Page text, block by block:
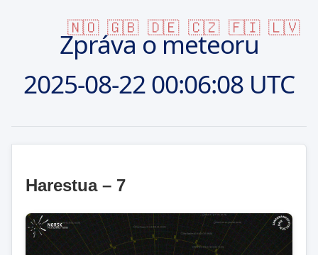
🇳🇴 🇬🇧 🇩🇪 🇨🇿 🇫🇮 🇱🇻
Zpráva o meteoru
2025-08-2200:06:08 UTC
Harestua – 7